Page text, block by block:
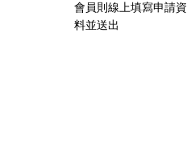
會員則線上填寫申請資
料並送出